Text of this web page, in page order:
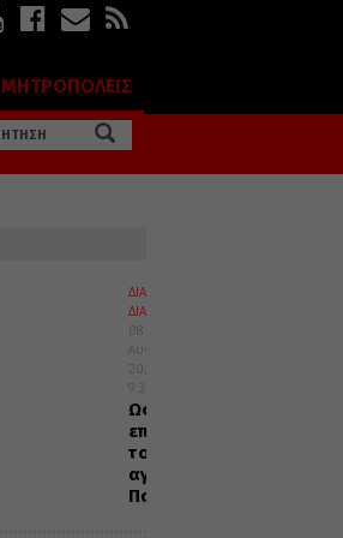
ΜΗΤΡΟΠΟΛΕΙΣ
ΔΙΑΛΟΓΟΣ
ΔΙΑΦΟΡΑ
08
Αυγούστου
2026
9:32
Ως
επόμενοι
τοις
αγίοις
Πατράσι